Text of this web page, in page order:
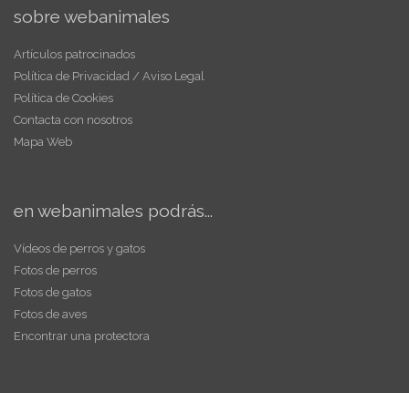
sobre webanimales
Artículos patrocinados
Política de Privacidad / Aviso Legal
Política de Cookies
Contacta con nosotros
Mapa Web
en webanimales podrás...
Vídeos de perros y gatos
Fotos de perros
Fotos de gatos
Fotos de aves
Encontrar una protectora